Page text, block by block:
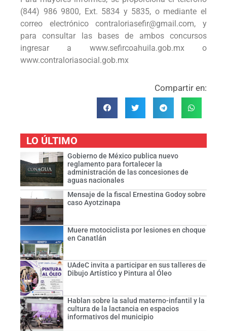
(844) 986 9800, Ext. 5834 y 5835, o mediante el
correo electrónico contraloriasefir@gmail.com, y
para consultar las bases de ambos concursos
ingresar a www.sefircoahuila.gob.mx o
www.contraloriasocial.gob.mx
Compartir en:
LO ÚLTIMO
Gobierno de México publica nuevo
reglamento para fortalecer la
administración de las concesiones de
aguas nacionales
Mensaje de la fiscal Ernestina Godoy sobre
caso Ayotzinapa
Muere motociclista por lesiones en choque
en Canatlán
UAdeC invita a participar en sus talleres de
Dibujo Artístico y Pintura al Óleo
Hablan sobre la salud materno-infantil y la
cultura de la lactancia en espacios
informativos del municipio